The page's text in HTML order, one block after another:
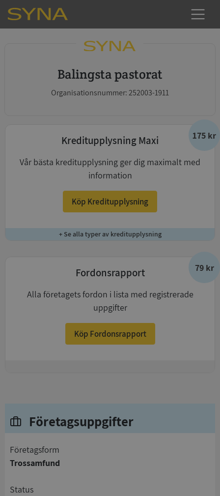
Balingsta pastorat
Organisationsnummer: 252003-1911
175 kr
Kreditupplysning Maxi
Vår bästa kreditupplysning ger dig maximalt med
information
Köp Kreditupplysning
+ Se alla typer av kreditupplysning
79 kr
Fordonsrapport
Alla företagets fordon i lista med registrerade
uppgifter
Köp Fordonsrapport
Företagsuppgifter
företagsform
Trossamfund
status